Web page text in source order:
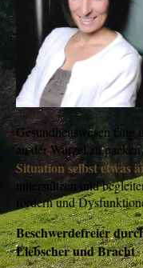
Gesundheitswesen tätig
an der Wurzel zu packen.
Situation selbst etwas
unterstützen und
fördern und
Beschwerdefreier
Liebscher und Bracht